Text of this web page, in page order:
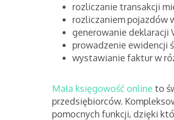
rozliczanie transakcji
rozliczaniem pojazdów
generowanie deklaracji
prowadzenie ewidencji
wystawianie faktur w
Mała księgowość online to
przedsiębiorców.
pomocnych funkcji, dzięki